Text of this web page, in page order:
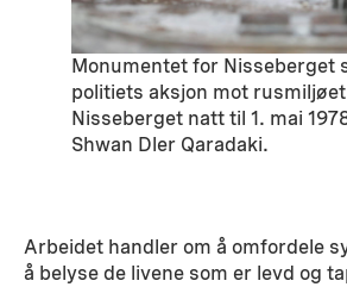
Monumentet for Nisseberget
politiets aksjon mot
Nisseberget natt til 1. mai
Shwan Dler Qaradaki.
Arbeidet handler om å omfordele
å belyse de livene som er levd og